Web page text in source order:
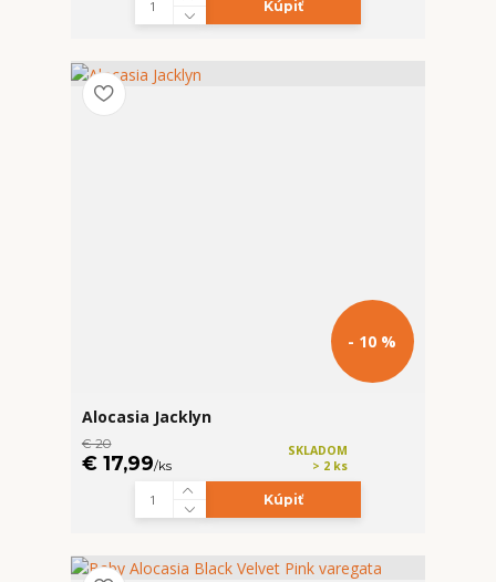
Kúpiť
- 10 %
Alocasia Jacklyn
€ 20
€ 17,99/ks
SKLADOM
> 2 ks
Kúpiť